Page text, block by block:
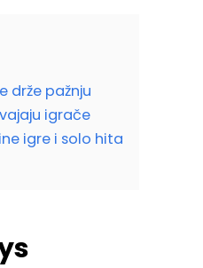
drže pažnju
igrače
igre i solo hita